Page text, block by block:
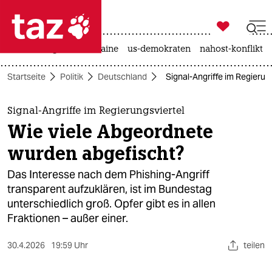
 taz zahl ich
taz zahl ich
themen
politik
öko
gesellschaft
kultur
sport

taz zahl ich
krieg in der ukraine us-demokraten nahost-konflikt
Startseite Politik Deutschland Signal-Angriffe im
Signal-Angriffe im Regierungsviertel
Wie viele Abgeordnete
wurden abgefischt?
Das Interesse nach dem Phishing-Angriff
transparent aufzuklären, ist im Bundestag
unterschiedlich groß. Opfer gibt es in allen
Fraktionen – außer einer.
30.4.2026 19:59 Uhr teilen